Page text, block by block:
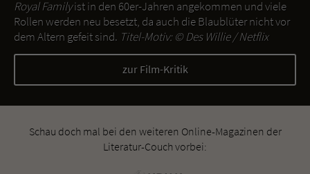
Royal Familyist in den 60er-Jahren angekommen und viele
Rollen werden neu besetzt, da auch die Blaublüter nicht vor
dem Altern gefeit sind. Titel-Motiv: ©Des Willie / Netflix
zur Film-Kritik
Schau doch mal bei den weiteren Online-Magazinen der
Literatur-Couch vorbei: